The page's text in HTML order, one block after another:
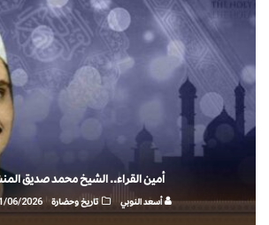
أمين القراء.. الشيخ محمد صديق
أسعد النوبي تاريخ وحضارة 06/2026